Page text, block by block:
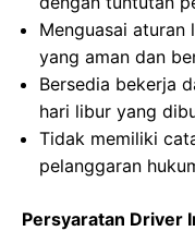
Menguasai aturan
yang aman dan
Bersedia bekerja
hari libur yang
Tidak memiliki
pelanggaran
Persyaratan Driver